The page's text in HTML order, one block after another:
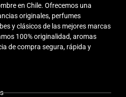
en Chile. Ofrecemos una
originales, perfumes
y clásicos de las mejores marcas
100% originalidad, aromas
de compra segura, rápida y